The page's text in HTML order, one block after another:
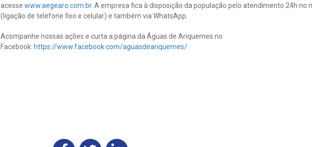
acesse www.aegearo.com.br. A empresa fica à disposição da população pelo atendimento 24h no
(ligação de telefone fixo e celular) e também via WhatsApp.
Acompanhe nossas ações e curta a página da Águas de Ariquemes no
Facebook: https://www.facebook.com/aguasdeariquemes/